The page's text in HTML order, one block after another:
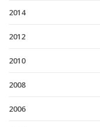
2014
2012
2010
2008
2006